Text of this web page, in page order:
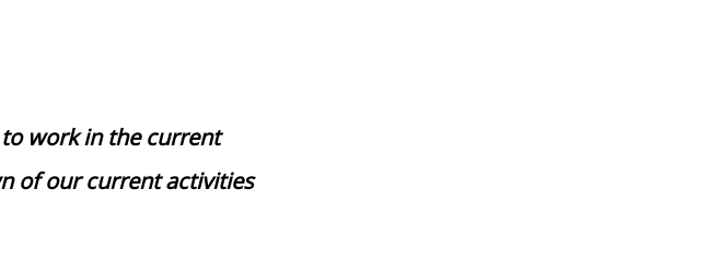
work in the current
of our current activities